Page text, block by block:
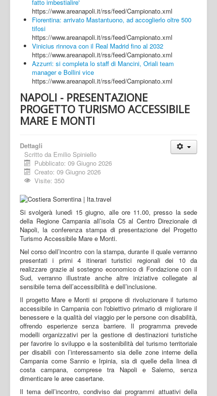
fatto imbestialire'
https://www.areanapoli.it/rss/feed/Campionato.xml
Fiorentina: arrivato Mastantuono, ad accoglierlo oltre 500
tifosi
https://www.areanapoli.it/rss/feed/Campionato.xml
Vinicius rinnova con il Real Madrid fino al 2032
https://www.areanapoli.it/rss/feed/Campionato.xml
Azzurri: si completa lo staff di Mancini, Oriali team
manager e Bollini vice
https://www.areanapoli.it/rss/feed/Campionato.xml
NAPOLI - PRESENTAZIONE
PROGETTO TURISMO ACCESSIBILE
MARE E MONTI
Dettagli
Scritto da Emilio Spiniello
Pubblicato: 09 Giugno 2026
Creato: 09 Giugno 2026
Visite: 350
Si svolgerà lunedì 15 giugno, alle ore 11.00, presso la sede
della Regione Campania all’isola C5 al Centro Direzionale di
Napoli, la conferenza stampa di presentazione del Progetto
Turismo Accessibile Mare e Monti.
Nel corso dell’incontro con la stampa, durante il quale verranno
presentati i primi 4 itinerari turistici regionali dei 10 da
realizzare grazie al sostegno economico di Fondazione con il
Sud, verranno illustrate anche altre iniziative collegate al
sensibile tema dell’accessibilità e dell’inclusione.
Il progetto Mare e Monti si propone di rivoluzionare il turismo
accessibile in Campania con l'obiettivo primario di migliorare il
benessere e la qualità del viaggio per le persone con disabilità,
offrendo esperienze senza barriere. Il programma prevede
modelli organizzativi per la gestione di destinazioni turistiche
per favorire lo sviluppo e la sostenibilità del turismo territoriale
per disabili con l’interessamento sia delle zone interne della
Campania come Sannio e Irpinia, sia di quelle della linea di
costa campana, comprese tra Napoli e Salerno, senza
dimenticare le aree casertane.
Il tema dell’incontro, condiviso dai programmi attuativi della